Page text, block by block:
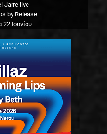
Jarre live
by Release
Ιουνίου